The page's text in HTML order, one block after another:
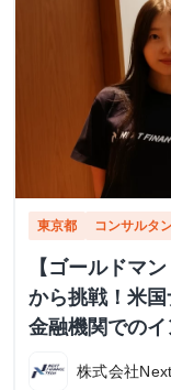
東京都 コンサルタ
【ゴールドマ
から挑戦！米
金融機関での
株式会社